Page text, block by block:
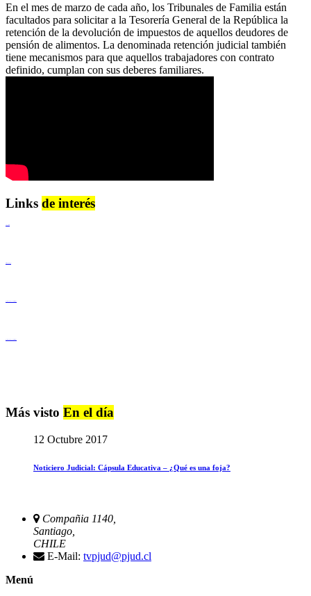
En el mes de marzo de cada año, los Tribunales de Familia están
facultados para solicitar a la Tesorería General de la República la
retención de la devolución de impuestos de aquellos deudores de
pensión de alimentos. La denominada retención judicial también
tiene mecanismos para que aquellos trabajadores con contrato
definido, cumplan con sus deberes familiares.
Links de interés
Más visto En el día
12 Octubre 2017
Noticiero Judicial: Cápsula Educativa – ¿Qué es una foja?
Compañia 1140,
Santiago,
CHILE
E-Mail: tvpjud@pjud.cl
Menú